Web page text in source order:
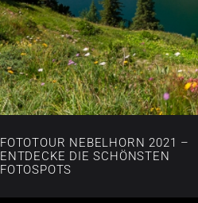
FOTOTOUR NEBELHORN 2021 –
ENTDECKE DIE SCHÖNSTEN
FOTOSPOTS